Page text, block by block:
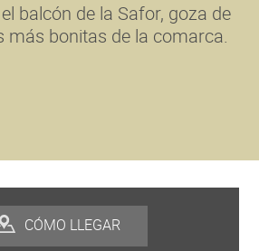
balcón de la Safor, goza de
más bonitas de la comarca.
CÓMO LLEGAR